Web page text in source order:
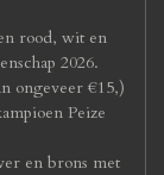
rood, wit en
2026.
ongeveer €15,)
Peize
en brons met